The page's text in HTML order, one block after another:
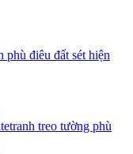
phù điêu đất sét hiện
tranh treo tường phù